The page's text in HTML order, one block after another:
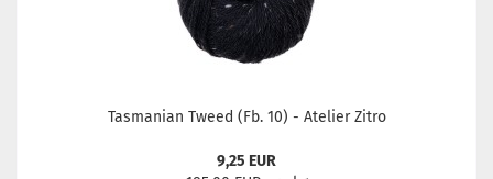
Tasmanian Tweed (Fb. 10) - Atelier Zitro
9,25 EUR